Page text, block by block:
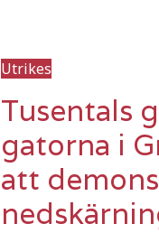
Utrikes
Tusentals
gatorna i
att